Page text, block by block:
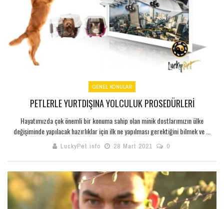
GENEL KONULAR
PETLERLE YURTDIŞINA YOLCULUK PROSEDÜRLERI
Hayatımızda çok önemli bir konuma sahip olan minik dostlarımızın ülke
değişiminde yapılacak hazırlıklar için ilk ne yapılması gerektiğini bilmek ve ...
LuckyPet info 28 Mart 2021 0